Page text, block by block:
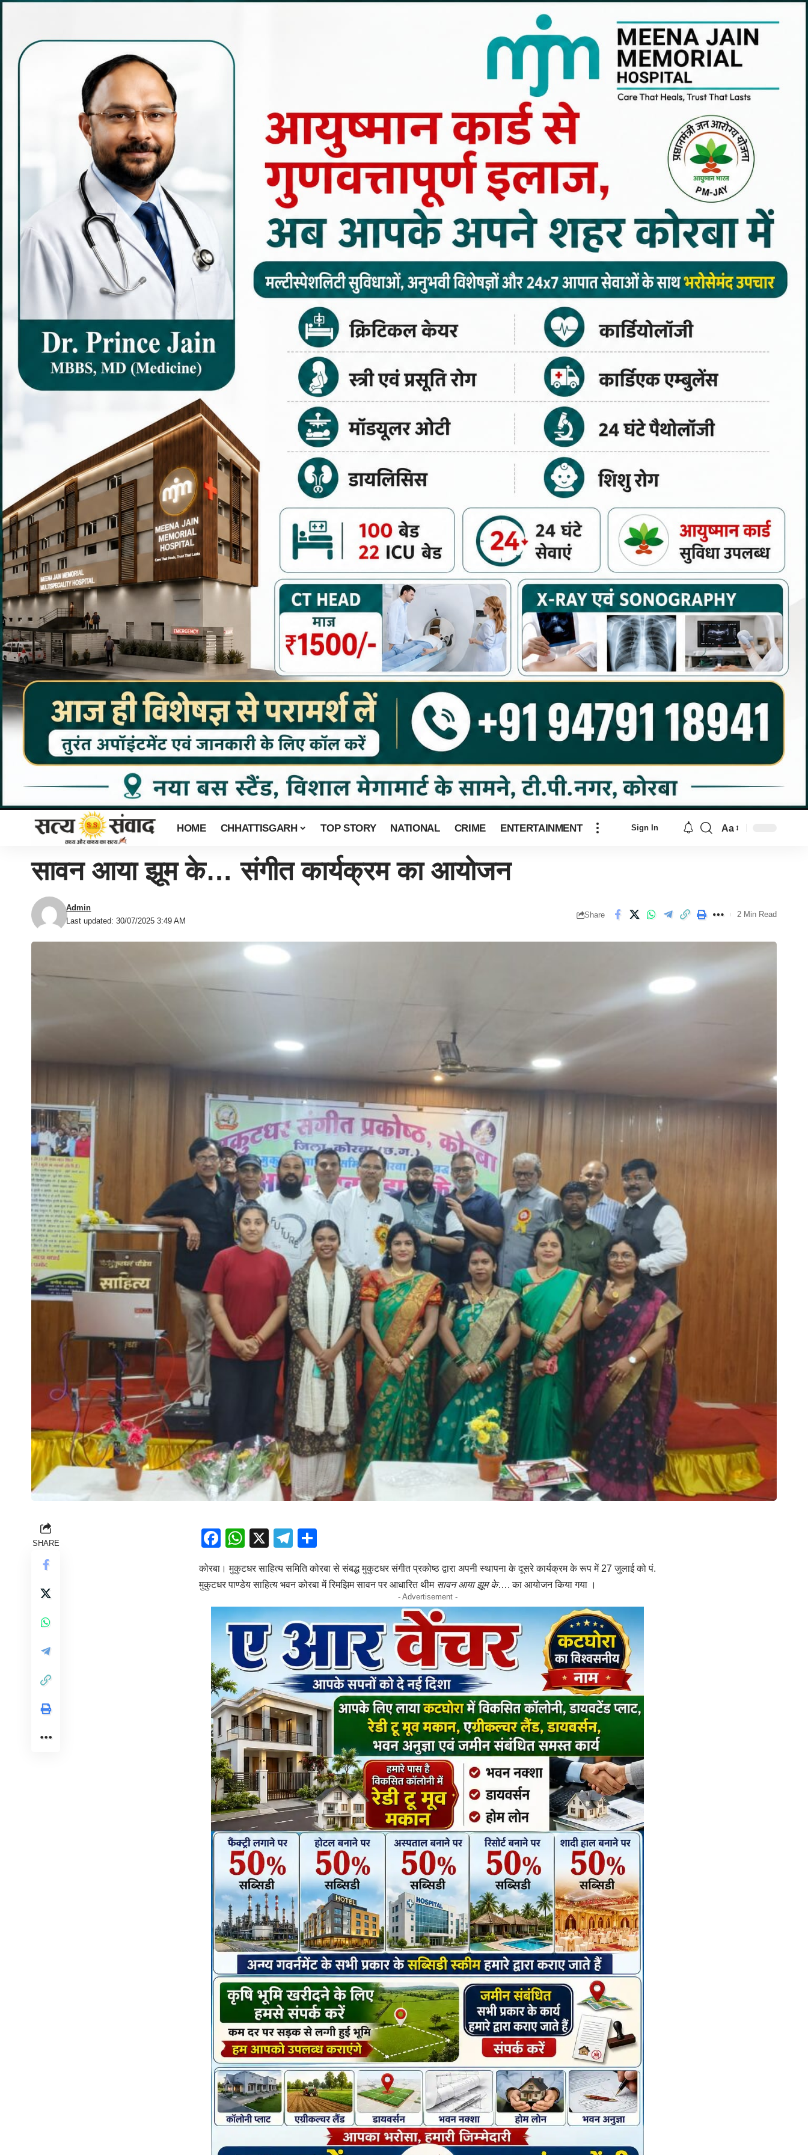
HOME CHHATTISGARH TOP STORY NATIONAL CRIME ENTERTAINMENT Sign In Aa
सावन आया झूम के… संगीत कार्यक्रम का आयोजन
Last updated: 30/07/2025 3:49 AM
Admin
Share 2 Min Read
SHARE Facebook
WhatsApp
X Telegram
कोरबा। मुकुटधर साहित्य समिति कोरबा से संबद्ध मुकुटधर संगीत प्रकोष्ठ द्वारा अपनी स्थापना के दूसरे कार्यक्रम के रूप में 27 जुलाई को पं.
मुकुटधर पाण्डेय साहित्य भवन कोरबा में रिमझिम सावन पर आधारित थीम सावन आया झूम के…. का आयोजन किया गया ।
- Advertisement -